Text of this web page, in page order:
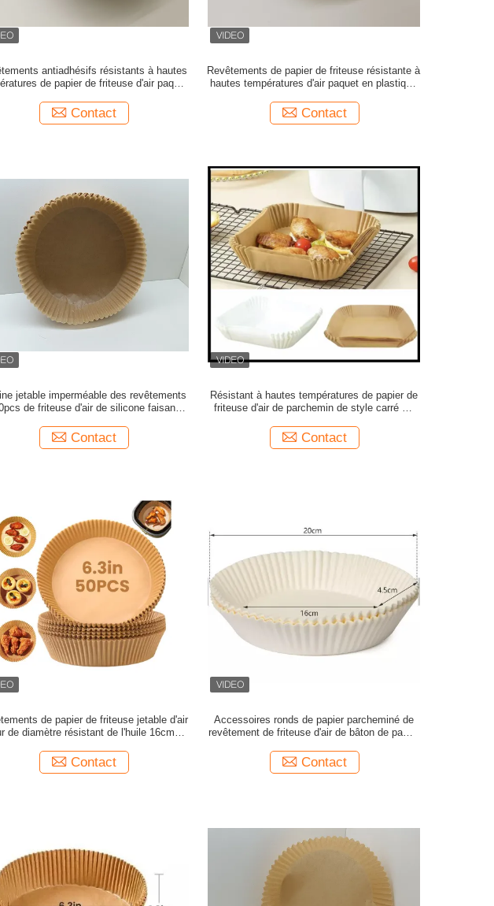
antiadhésifs résistants à hautes
de papier de friteuse d'air paquet
Contact
Revêtements de papier de friteuse résistante à
hautes températures d'air paquet en plastique
Contact
jetable imperméable des revêtements
de friteuse d'air de silicone faisant
Contact
Résistant à hautes températures de papier de
friteuse d'air de parchemin de style carré de
Contact
de papier de friteuse jetable d'air
de diamètre résistant de l'huile 16cm de
Contact
Accessoires ronds de papier parcheminé de
revêtement de friteuse d'air de bâton de papier
Contact